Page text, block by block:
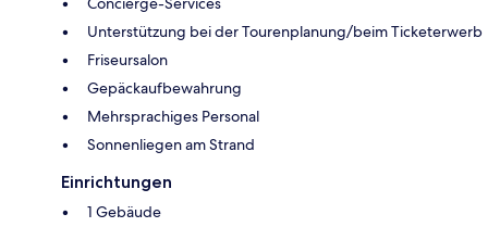
Unterstützung bei der Tourenplanung/beim Ticketerwerb
Friseursalon
Gepäckaufbewahrung
Mehrsprachiges Personal
Sonnenliegen am Strand
Einrichtungen
1 Gebäude